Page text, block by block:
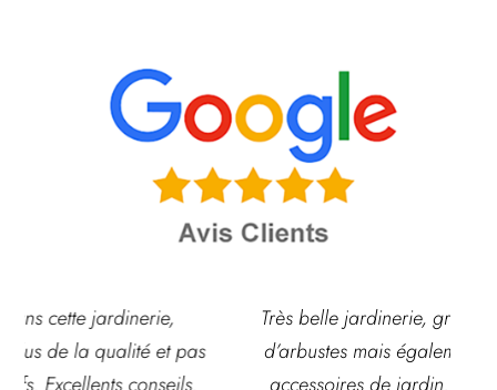
Très belle jardinerie, grand choix de fleurs et
d’arbustes mais également de pots ou autre
accessoires de jardin. L’équipe est souvent